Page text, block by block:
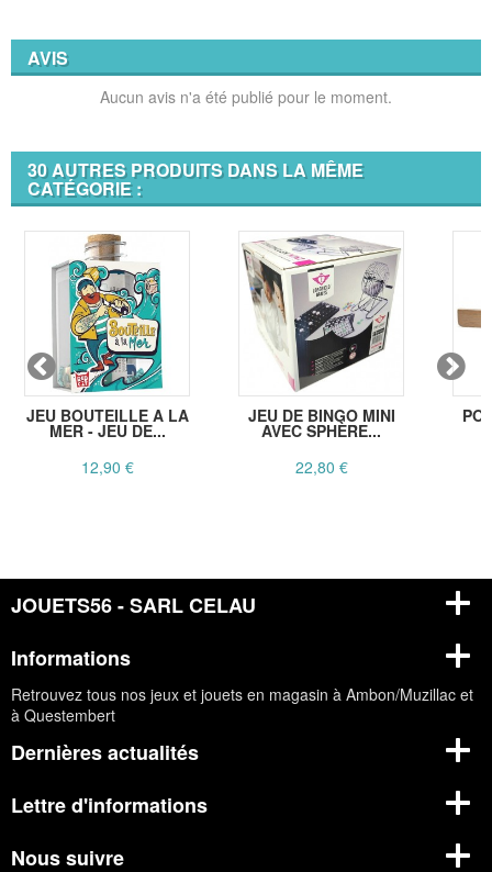
AVIS
Aucun avis n'a été publié pour le moment.
30 AUTRES PRODUITS DANS LA MÊME
CATÉGORIE :
JEU BOUTEILLE A LA
MER - JEU DE...
12,90 €
JEU DE BINGO MINI
AVEC SPHÈRE...
22,80 €
JOUETS56 - SARL CELAU
Informations
Retrouvez tous nos jeux et jouets en magasin à Ambon/Muzillac et
à Questembert
Dernières actualités
Lettre d'informations
Nous suivre